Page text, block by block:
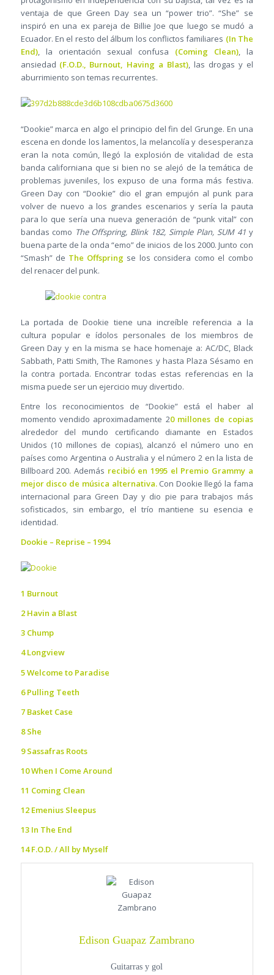
ventaja de que Green Day sea un “power trio”. “She” se
inspiró en una ex pareja de Billie Joe que luego se mudó a
Ecuador. En el resto del álbum los conflictos familiares (In The
End), la orientación sexual confusa (Coming Clean), la
ansiedad (F.O.D., Burnout, Having a Blast), las drogas y el
aburrimiento son temas recurrentes.
“Dookie” marca en algo el principio del fin del Grunge. En una
escena en donde los lamentos, la melancolía y desesperanza
eran la nota común, llegó la explosión de vitalidad de esta
banda californiana que si bien no se alejó de la temática de
problemas juveniles, los expuso de una forma más festiva.
Green Day con “Dookie” dio el gran empujón al punk para
volver de nuevo a los grandes escenarios y sería la pauta
para lo que sería una nueva generación de “punk vital” con
bandas como The Offspring, Blink 182, Simple Plan, SUM 41y
buena parte de la onda “emo” de inicios de los 2000. Junto con
“Smash” de The Offspringse los considera como el combo
del renacer del punk.
La portada de Dookie tiene una increíble referencia a la
cultura popular e ídolos personales de los miembros de
Green Day y en la misma se hace homenaje a: AC/DC, Black
Sabbath, Patti Smith, The Ramones y hasta Plaza Sésamo en
la contra portada. Encontrar todas estas referencias en la
misma puede ser un ejercicio muy divertido.
Entre los reconocimientos de “Dookie” está el haber al
momento vendido aproximadamente 20 millones de copias
alrededor del mundo certificando diamante en Estados
Unidos (10 millones de copias), alcanzó el número uno en
países como Argentina o Australia y el número 2 en la lista de
Billboard 200. Además recibió en 1995 el Premio Grammy a
mejor disco de música alternativa.Con Dookie llegó la fama
internacional para Green Day y dio pie para trabajos más
sofisticados, sin embargo, el trío mantiene su esencia e
identidad.
Dookie – Reprise – 1994
1 Burnout
2 Havin a Blast
3 Chump
4 Longview
5 Welcome to Paradise
6 Pulling Teeth
7 Basket Case
8 She
9 Sassafras Roots
10 When I Come Around
11 Coming Clean
12 Emenius Sleepus
13 In The End
14 F.O.D. / All by Myself
Edison Guapaz Zambrano
Guitarras y gol